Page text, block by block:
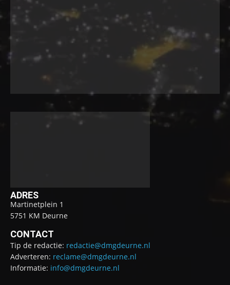
ADRES
Martinetplein 1
5751 KM Deurne
CONTACT
Tip de redactie: redactie@dmgdeurne.nl
Adverteren: reclame@dmgdeurne.nl
Informatie: info@dmgdeurne.nl